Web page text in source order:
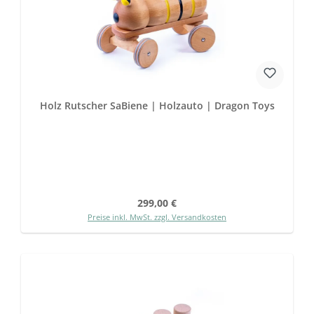
Holz Rutscher SaBiene | Holzauto | Dragon Toys
Regulärer Preis:
299,00 €
Preise inkl. MwSt. zzgl. Versandkosten